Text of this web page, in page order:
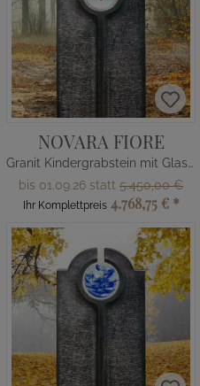
NOVARA FIORE
Granit Kindergrabstein mit Glas Kugel & Blume
bis 01.09.26 statt 5.450,00 €
Ihr Komplettpreis 4.768,75 € *